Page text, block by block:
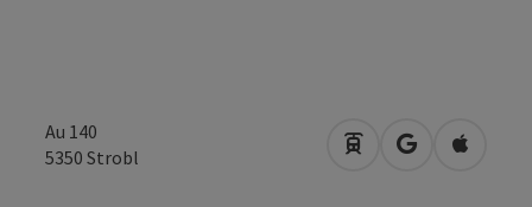
Au 140
5350 Strobl Anreise mit
in Google
in